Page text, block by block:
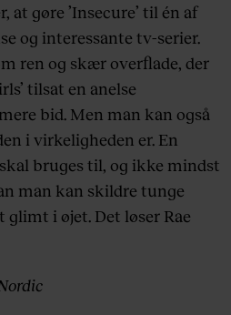
at gøre ’Insecure’ til én af
og interessante tv-serier.
ren og skær overflade, der
tilsat en anelse
bid. Men man kan også
i virkeligheden er. En
bruges til, og ikke mindst
man kan skildre tunge
i øjet. Det løser Rae